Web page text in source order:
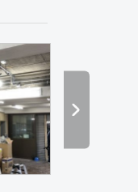
オフィス イベントブース・ショー